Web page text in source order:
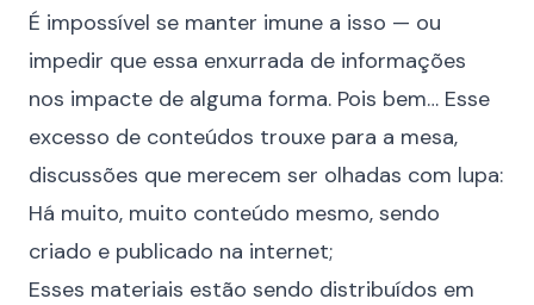
É impossível se manter imune a isso — ou
impedir que essa enxurrada de informações
nos impacte de alguma forma. Pois bem… Esse
excesso de conteúdos trouxe para a mesa,
discussões que merecem ser olhadas com lupa:
Há muito, muito conteúdo mesmo, sendo
criado e publicado na internet;
Esses materiais estão sendo distribuídos em